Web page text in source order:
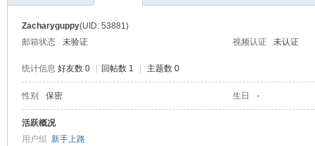
Zacharyguppy(UID: 53881)
邮箱状态
未验证 视频认证 未认证
统计信息 好友数 0 回帖数 1 主题数 0
性别 保密 生日 -
活跃概况
用户组 新手上路